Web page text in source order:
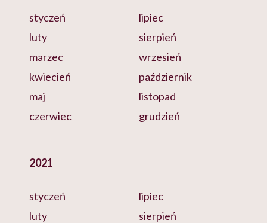
styczeń
luty
marzec
kwiecień
maj
czerwiec
lipiec
sierpień
wrzesień
październik
listopad
grudzień
2021
styczeń
luty
lipiec
sierpień